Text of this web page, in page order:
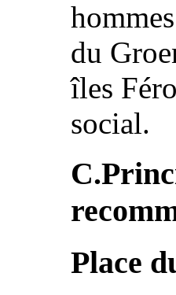
du
îles
social.
Place